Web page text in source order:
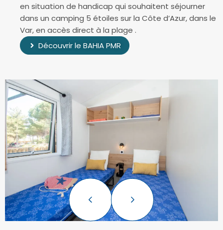
en situation de handicap qui souhaitent séjourner
dans un camping 5 étoiles sur la Côte d’Azur, dans le
Var, en accès direct à la plage .
Découvrir le BAHIA PMR